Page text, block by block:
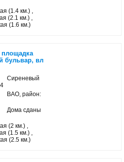
(1.4 км.) ,
(2.1 км.) ,
(1.6 км.)
площадка
бульвар, вл
Сиреневый
ВАО, район:
Дома сданы
(2 км.) ,
(1.5 км.) ,
(2.5 км.)